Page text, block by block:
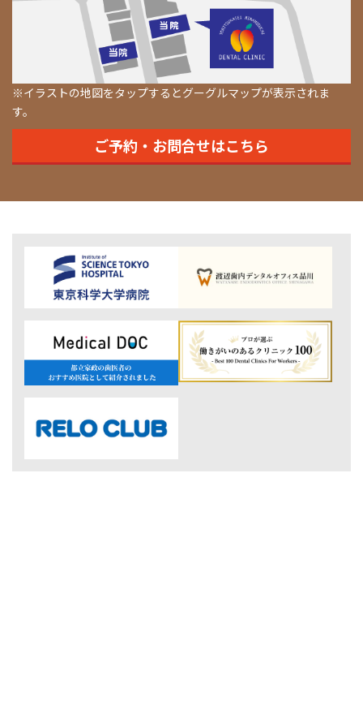
※イラストの地図をタップするとグーグルマップが表示されま
す。
ご予約・お問合せはこちら